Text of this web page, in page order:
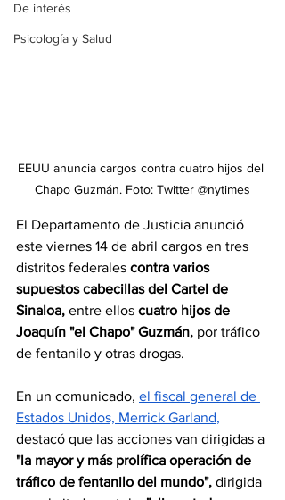
De interés
Psicología y Salud
EEUU anuncia cargos contra cuatro hijos del
Chapo Guzmán. Foto: Twitter @nytimes
El Departamento de Justicia anunció
este viernes 14 de abril cargos en tres
distritos federales contra varios
supuestos cabecillas del Cartel de
Sinaloa, entre ellos cuatro hijos de
Joaquín "el Chapo" Guzmán, por tráfico
de fentanilo y otras drogas.
En un comunicado, el fiscal general de
Estados Unidos, Merrick Garland,
destacó que las acciones van dirigidas a
"la mayor y más prolífica operación de
tráfico de fentanilo del mundo", dirigida